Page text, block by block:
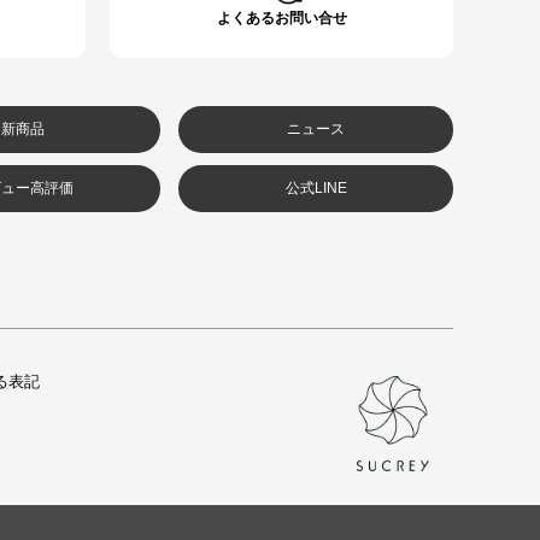
よくあるお問い合せ
新商品 ニュース
ー高評価 公式LINE
表記